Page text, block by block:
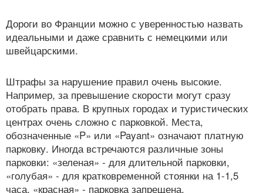
Дороги во Франции можно с уверенностью назвать
идеальными и даже сравнить с немецкими или
швейцарскими.
Штрафы за нарушение правил очень высокие.
Например, за превышение скорости могут сразу
отобрать права. В крупных городах и туристических
центрах очень сложно с парковкой. Места,
обозначенные «P» или «Payant» означают платную
парковку. Иногда встречаются различные зоны
парковки: «зеленая» - для длительной парковки,
«голубая» - для кратковременной стоянки на 1-1,5
часа, «красная» - парковка запрещена.